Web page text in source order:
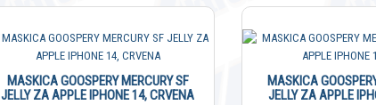
MASKICA GOOSPERY MERCURY SF
JELLY ZA APPLE IPHONE 14, CRVENA
MASKICA
JELLY ZA APPLE